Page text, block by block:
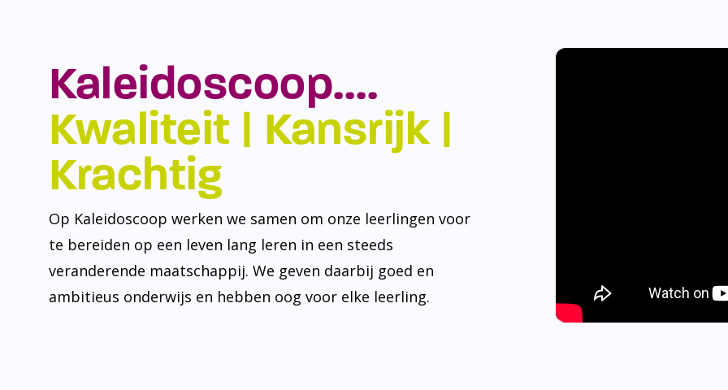
Kaleidoscoop….
Kwaliteit | Kansrijk |
Krachtig
Op Kaleidoscoop werken we samen om onze leerlingen voor
te bereiden op een leven lang leren in een steeds
veranderende maatschappij. We geven daarbij goed en
ambitieus onderwijs en hebben oog voor elke leerling.